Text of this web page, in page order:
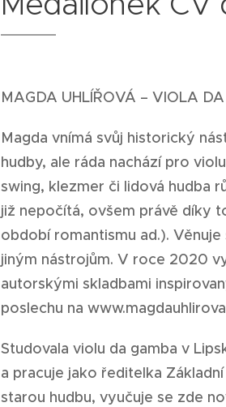
MAGDA UHLÍŘOVÁ – VIOLA
Magda vnímá svůj historický
hudby, ale ráda nachází pro
swing, klezmer či lidová hudba
již nepočítá, ovšem právě díky
období romantismu ad.).
jiným nástrojům. V roce 2020
autorskými skladbami
poslechu na
Studovala violu da gamba v
a pracuje jako ředitelka
starou hudbu, vyučuje se zde